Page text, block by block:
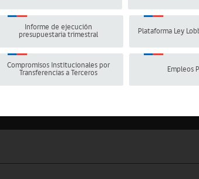
Informe de ejecución
presupuestaria trimestral
Plataforma Ley
Empleos
Compromisos Institucionales por
Transferencias a Terceros